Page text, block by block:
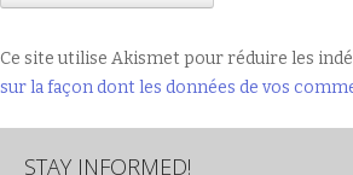
Ce site utilise Akismet pour réduire les
sur la façon dont les données de vos
STAY INFORMED!